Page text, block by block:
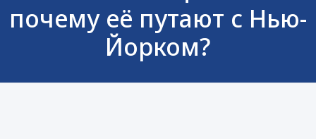
почему её путают с Нью-
Йорком?